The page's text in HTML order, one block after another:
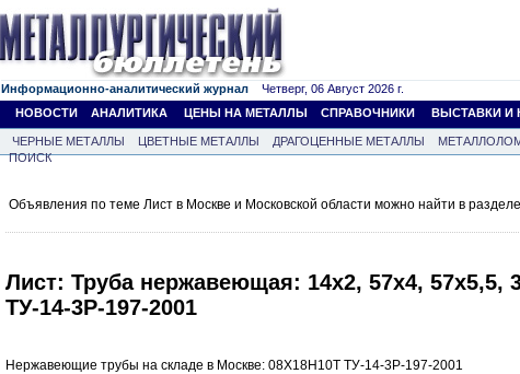
Информационно-аналитический журнал Четверг, 06 Август 2026 г.
НОВОСТИ
АНАЛИТИКА ЦЕНЫ НА МЕТАЛЛЫ СПРАВОЧНИКИ ВЫСТАВКИ И
ЧЕРНЫЕ МЕТАЛЛЫ ЦВЕТНЫЕ МЕТАЛЛЫ ДРАГОЦЕННЫЕ МЕТАЛЛЫ
ПОИСК
Объявления по теме Лист в Москве и Московской области можно найти в разделе
Лист: Труба нержавеющая: 14х2, 57х4, 57х5,5,
ТУ-14-3Р-197-2001
Нержавеющие трубы на складе в Москве: 08Х18Н10Т ТУ-14-3Р-197-2001